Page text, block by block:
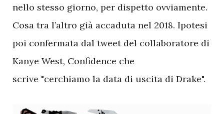
nello stesso giorno, per dispetto ovviamente.
Cosa tra l’altro già accaduta nel 2018. Ipotesi
poi confermata dal tweet del collaboratore di
Kanye West, Confidence che
scrive "cerchiamo la data di uscita di Drake".